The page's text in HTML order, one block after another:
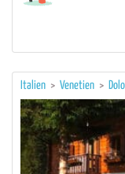
Italien > Venetien >